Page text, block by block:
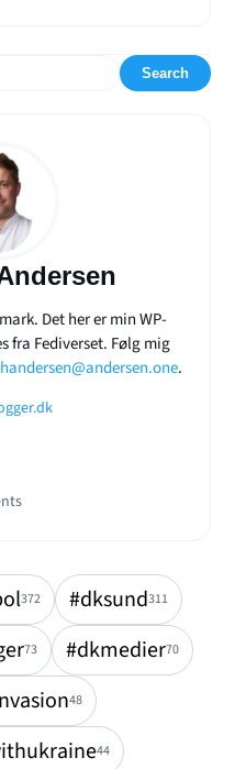
Search
Det her er min WP-
fra Fediverset. Følg mig
.
372 #dksund311
73 #dkmedier70
48
44